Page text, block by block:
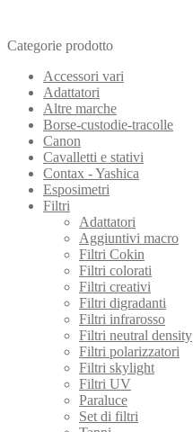
Categorie prodotto
Accessori vari
Adattatori
Altre marche
Borse-custodie-tracolle
Canon
Cavalletti e stativi
Contax - Yashica
Esposimetri
Filtri
Adattatori
Aggiuntivi macro
Filtri Cokin
Filtri colorati
Filtri creativi
Filtri digradanti
Filtri infrarosso
Filtri neutral density
Filtri polarizzatori
Filtri skylight
Filtri UV
Paraluce
Set di filtri